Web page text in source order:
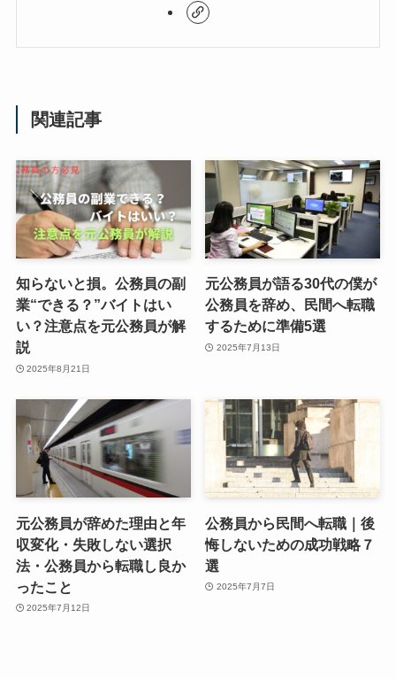
関連記事
知らないと損。公務員の副
業“できる？”バイトはい
い？注意点を元公務員が解
説
2025年8月21日
元公務員が語る30代の僕が
公務員を辞め、民間へ転職
するために準備5選
2025年7月13日
元公務員が辞めた理由と年
収変化・失敗しない選択
法・公務員から転職し良か
ったこと
2025年7月12日
公務員から民間へ転職｜後
悔しないための成功戦略７
選
2025年7月7日